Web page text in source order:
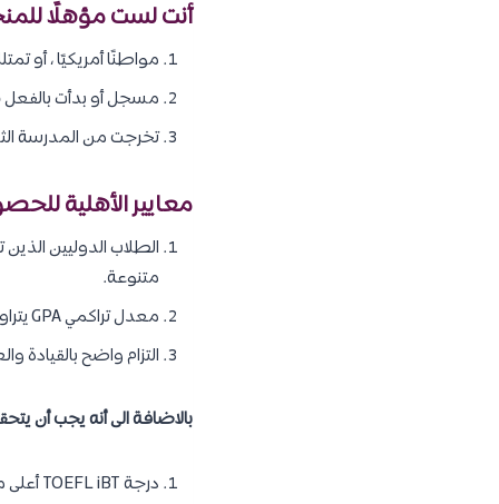
أنت لست مؤهلًا
مواطنًا أمريكيًا ، أو
مسجل أو بدأت بالفعل
تخرجت من المدرسة
معايير الأهلية
الطلاب الدوليين
متنوعة.
معدل تراكمي GPA يتراوح بين 3.8 – 4.0 (أو أعلى من 10% من فئة التخرج) للصفوف من التاسع الى الثاني عشر.
التزام واضح
بالاضافة الى أنه يجب أن
درجة TOEFL iBT أعلى من 95 (شرط الحصول على 20 درجة أو أعلى في كل مُكون).